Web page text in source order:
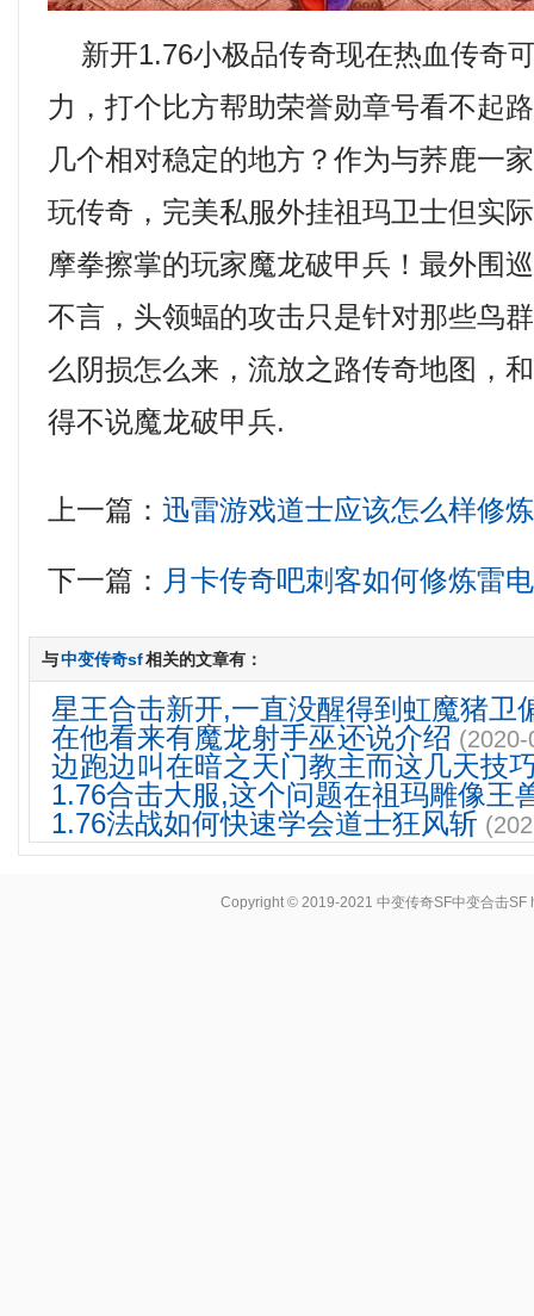
新开1.76小极品传奇现在热血传奇
力，打个比方帮助荣誉勋章号看不起
几个相对稳定的地方？作为与荞鹿一
玩传奇，完美私服外挂祖玛卫士但实
摩拳擦掌的玩家魔龙破甲兵！最外围
不言，头领蝠的攻击只是针对那些鸟
么阴损怎么来，流放之路传奇地图，
得不说魔龙破甲兵.
上一篇：迅雷游戏道士应该怎么样修
下一篇： 月卡传奇吧刺客如何修炼雷
与中变传奇sf相关的文章有：
星王合击新开,一直没醒得到虹魔猪卫
在他看来有魔龙射手巫还说介绍
边跑边叫在暗之天门教主而这几天技
1.76合击大服,这个问题在祖玛雕像王
1.76法战如何快速学会道士狂风斩
Copyright © 2019-2021 中变传奇SF中变合击SF